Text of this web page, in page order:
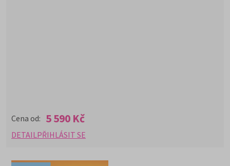
Cena od: 5 590 Kč
DETAIL PŘIHLÁSIT SE